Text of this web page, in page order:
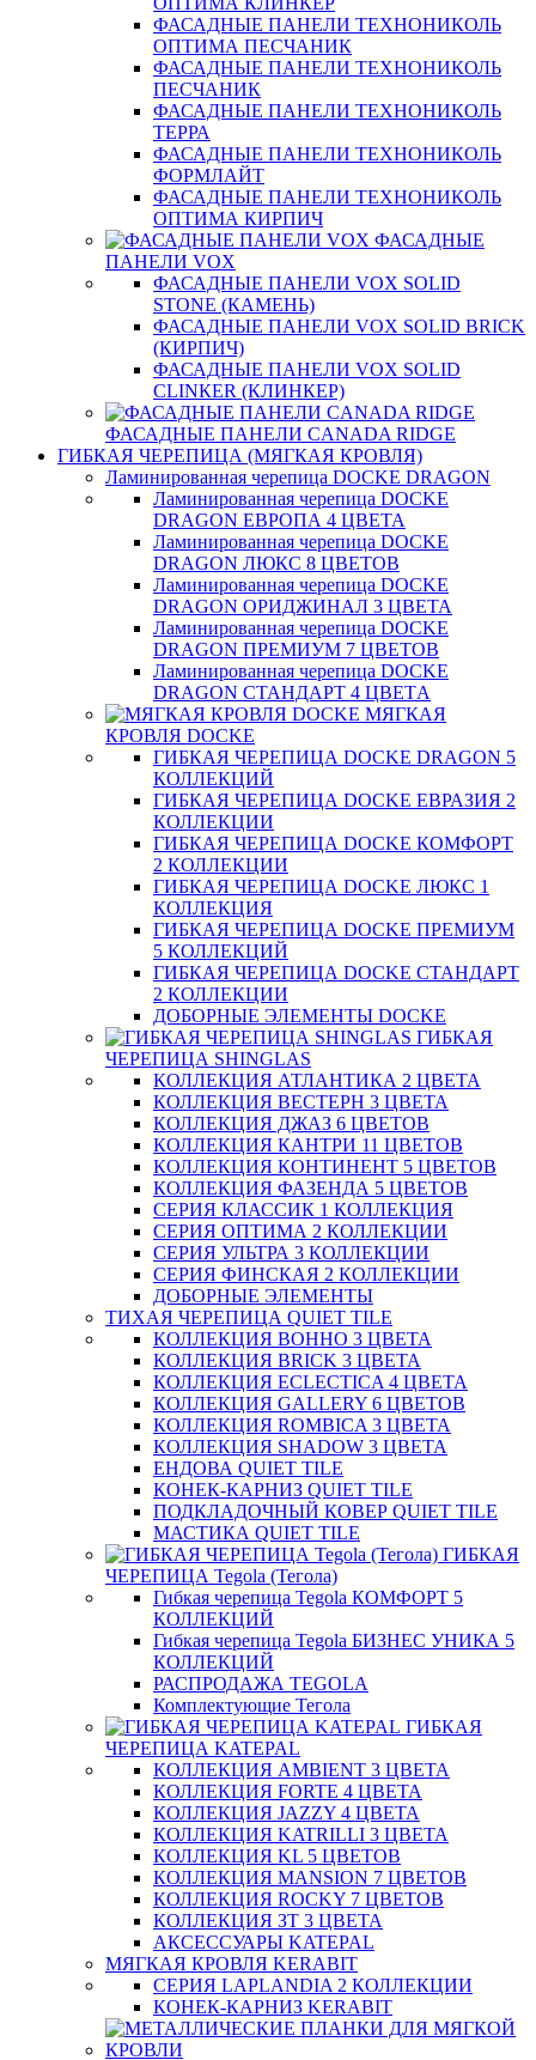
ФАСАДНЫЕ ПАНЕЛИ ТЕХНОНИКОЛЬ
ОПТИМА ПЕСЧАНИК
ФАСАДНЫЕ ПАНЕЛИ ТЕХНОНИКОЛЬ
ПЕСЧАНИК
ФАСАДНЫЕ ПАНЕЛИ ТЕХНОНИКОЛЬ
ТЕРРА
ФАСАДНЫЕ ПАНЕЛИ ТЕХНОНИКОЛЬ
ФОРМЛАЙТ
ФАСАДНЫЕ ПАНЕЛИ ТЕХНОНИКОЛЬ
ОПТИМА КИРПИЧ
ФАСАДНЫЕ
ПАНЕЛИ VOX
ФАСАДНЫЕ ПАНЕЛИ VOX SOLID
STONE (КАМЕНЬ)
ФАСАДНЫЕ ПАНЕЛИ VOX SOLID BRICK
(КИРПИЧ)
ФАСАДНЫЕ ПАНЕЛИ VOX SOLID
CLINКER (КЛИНКЕР)
ФАСАДНЫЕ ПАНЕЛИ CANADA RIDGE
ГИБКАЯ ЧЕРЕПИЦА (МЯГКАЯ КРОВЛЯ)
Ламинированная черепица DOCKE DRAGON
Ламинированная черепица DOCKE
DRAGON ЕВРОПА 4 ЦВЕТА
Ламинированная черепица DOCKE
DRAGON ЛЮКС 8 ЦВЕТОВ
Ламинированная черепица DOCKE
DRAGON ОРИДЖИНАЛ 3 ЦВЕТА
Ламинированная черепица DOCKE
DRAGON ПРЕМИУМ 7 ЦВЕТОВ
Ламинированная черепица DOCKE
DRAGON СТАНДАРТ 4 ЦВЕТA
МЯГКАЯ
КРОВЛЯ DOCKE
ГИБКАЯ ЧЕРЕПИЦА DOCKE DRAGON 5
КОЛЛЕКЦИЙ
ГИБКАЯ ЧЕРЕПИЦА DOCKE ЕВРАЗИЯ 2
КОЛЛЕКЦИИ
ГИБКАЯ ЧЕРЕПИЦА DOCKE КОМФОРТ
2 КОЛЛЕКЦИИ
ГИБКАЯ ЧЕРЕПИЦА DOCKE ЛЮКС 1
КОЛЛЕКЦИЯ
ГИБКАЯ ЧЕРЕПИЦА DOCKE ПРЕМИУМ
5 КОЛЛЕКЦИЙ
ГИБКАЯ ЧЕРЕПИЦА DOCKE СТАНДАРТ
2 КОЛЛЕКЦИИ
ДОБОРНЫЕ ЭЛЕМЕНТЫ DOCKE
ГИБКАЯ
ЧЕРЕПИЦА SHINGLAS
КОЛЛЕКЦИЯ АТЛАНТИКА 2 ЦВЕТА
КОЛЛЕКЦИЯ ВЕСТЕРН 3 ЦВЕТА
КОЛЛЕКЦИЯ ДЖАЗ 6 ЦВЕТОВ
КОЛЛЕКЦИЯ КАНТРИ 11 ЦВЕТОВ
КОЛЛЕКЦИЯ КОНТИНЕНТ 5 ЦВЕТОВ
КОЛЛЕКЦИЯ ФАЗЕНДА 5 ЦВЕТОВ
СЕРИЯ КЛАССИК 1 КОЛЛЕКЦИЯ
СЕРИЯ ОПТИМА 2 КОЛЛЕКЦИИ
СЕРИЯ УЛЬТРА 3 КОЛЛЕКЦИИ
СЕРИЯ ФИНСКАЯ 2 КОЛЛЕКЦИИ
ДОБОРНЫЕ ЭЛЕМЕНТЫ
ТИХАЯ ЧЕРЕПИЦА QUIET TILE
КОЛЛЕКЦИЯ BOHHO 3 ЦВЕТА
КОЛЛЕКЦИЯ BRICK 3 ЦВЕТА
КОЛЛЕКЦИЯ ECLECTICA 4 ЦВЕТА
КОЛЛЕКЦИЯ GALLERY 6 ЦВЕТОВ
КОЛЛЕКЦИЯ ROMBICA 3 ЦВЕТА
КОЛЛЕКЦИЯ SHADOW 3 ЦВЕТА
ЕНДОВА QUIET TILE
КОНЕК-КАРНИЗ QUIET TILE
ПОДКЛАДОЧНЫЙ КОВЕР QUIET TILE
МАСТИКА QUIET TILE
ГИБКАЯ
ЧЕРЕПИЦА Tegola (Тегола)
Гибкая черепица Tegola КОМФОРТ 5
КОЛЛЕКЦИЙ
Гибкая черепица Tegola БИЗНЕС УНИКА 5
КОЛЛЕКЦИЙ
РАСПРОДАЖА TEGOLA
Комплектующие Тегола
ГИБКАЯ
ЧЕРЕПИЦА KATEPAL
КОЛЛЕКЦИЯ AMBIENT 3 ЦВЕТА
КОЛЛЕКЦИЯ FORTE 4 ЦВЕТА
КОЛЛЕКЦИЯ JAZZY 4 ЦВЕТА
КОЛЛЕКЦИЯ KATRILLI 3 ЦВЕТА
КОЛЛЕКЦИЯ KL 5 ЦВЕТОВ
КОЛЛЕКЦИЯ MANSION 7 ЦВЕТОВ
КОЛЛЕКЦИЯ ROCKY 7 ЦВЕТОВ
КОЛЛЕКЦИЯ ЗТ 3 ЦВЕТА
АКСЕССУАРЫ KATEPAL
МЯГКАЯ КРОВЛЯ KERABIT
СЕРИЯ LAPLANDIA 2 КОЛЛЕКЦИИ
КОНЕК-КАРНИЗ KERABIT